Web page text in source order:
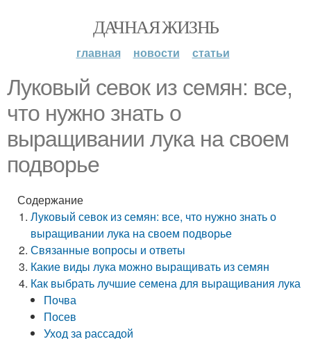
ДАЧНАЯ ЖИЗНЬ
главная новости статьи
Луковый севок из семян: все,
что нужно знать о
выращивании лука на своем
подворье
Содержание
Луковый севок из семян: все, что нужно знать о
выращивании лука на своем подворье
Связанные вопросы и ответы
Какие виды лука можно выращивать из семян
Как выбрать лучшие семена для выращивания лука
Почва
Посев
Уход за рассадой